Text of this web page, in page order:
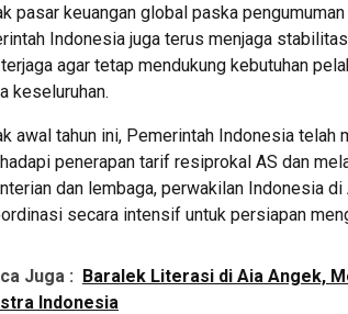
pasar keuangan global paska
Indonesia juga terus menjaga
agar tetap mendukung kebutuhan
keseluruhan.
awal tahun ini, Pemerintah Indonesia
penerapan tarif resiprokal AS dan
dan lembaga, perwakilan Indonesia
secara intensif untuk persiapan
Juga : Baralek Literasi di Aia Angek,
Indonesia